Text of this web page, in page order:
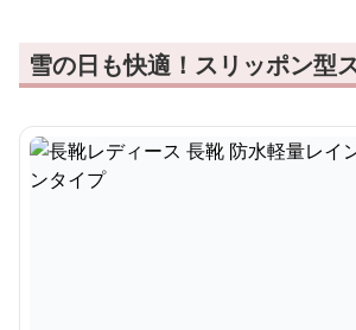
雪の日も快適！スリッポン型